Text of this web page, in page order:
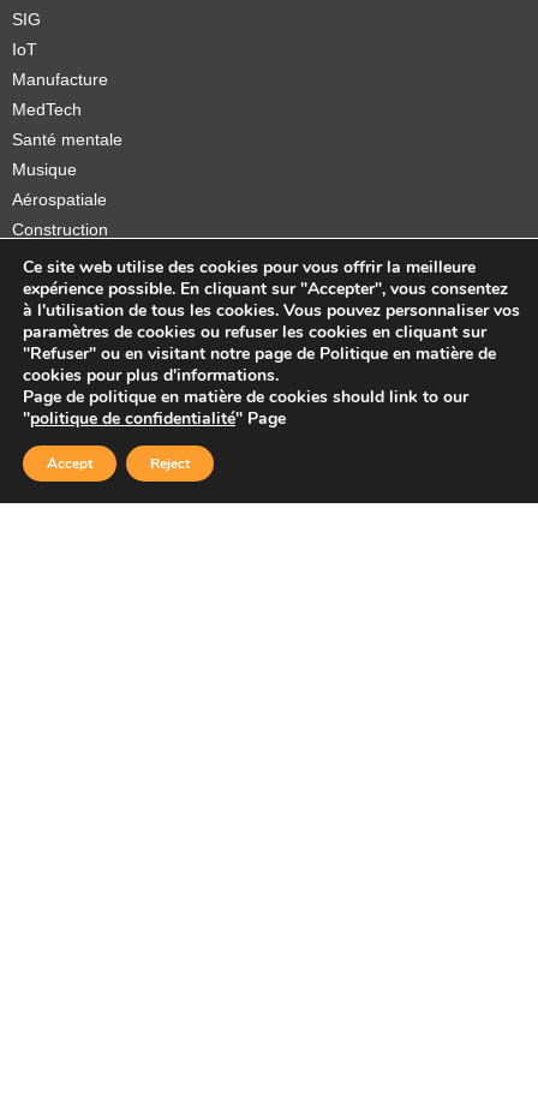
SIG
IoT
Manufacture
MedTech
Santé mentale
Musique
Aérospatiale
Construction
Orthèses et prothèses
Startups
Copyright © 2026 Sidekick Interactive Inc.
Ce site web utilise des cookies pour vous offrir la meilleure
expérience possible. En cliquant sur "Accepter", vous consentez
à l'utilisation de tous les cookies. Vous pouvez personnaliser vos
paramètres de cookies ou refuser les cookies en cliquant sur
"Refuser" ou en visitant notre page de Politique en matière de
cookies pour plus d'informations.
Page de politique en matière de cookies should link to our
"politique de confidentialité" Page
Accept Reject